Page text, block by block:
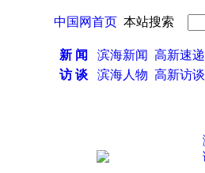
中国网首页 本站搜索
新 闻
滨海新闻 高新速递
访 谈
滨海人物 高新访谈